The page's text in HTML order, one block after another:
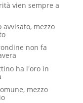
vien sempre a
avvisato, mezzo
non fa
ha l'oro in
mezzo